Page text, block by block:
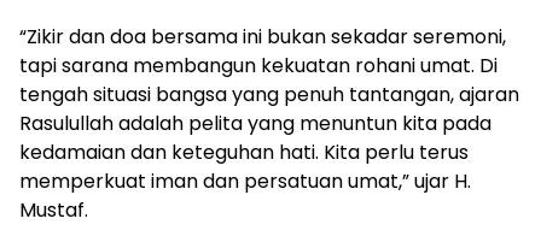
“Zikir dan doa bersama ini bukan sekadar seremoni,
tapi sarana membangun kekuatan rohani umat. Di
tengah situasi bangsa yang penuh tantangan, ajaran
Rasulullah adalah pelita yang menuntun kita pada
kedamaian dan keteguhan hati. Kita perlu terus
memperkuat iman dan persatuan umat,” ujar H.
Mustaf.